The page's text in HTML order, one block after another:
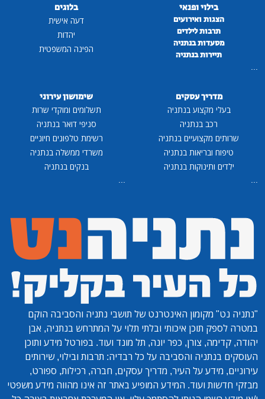
בילוי ופנאי
הצגות ואירועים
תרבות לילדים
מסעדות בנתניה
תיירות בנתניה
בלוגים
דעה אישית
יהדות
הפינה המשפטית
מדריך עסקים
בעלי מקצוע בנתניה
רכב בנתניה
שרותים מקצועיים בנתניה
טיפוח ובריאות בנתניה
ילדים ותינוקות בנתניה
שימושון עירוני
תשלומים ומוקדי שרות
סניפי דואר בנתניה
רשימת טלפונים חיוניים
משרדי ממשלה בנתניה
בנקים בנתניה
"נתניה נט" מקומון האינטרנט של תושבי נתניה והסביבה הוקם
במטרה לספק תוכן איכותי ובלתי תלוי על המתרחש בנתניה, אבן
יהודה, קדימה, צורן, כפר יונה, תל מונד ועוד. בפורטל מידע ותוכן
העוסקים בנתניה והסביבה על כל רבדיה: תרבות ובילוי, שירותים
עירוניים, מידע על העיר, מדריך עסקים, חברה, רכילות, ספורט,
מבזקי חדשות ועוד. המידע המופיע באתר זה אינו מהווה מידע משפטי